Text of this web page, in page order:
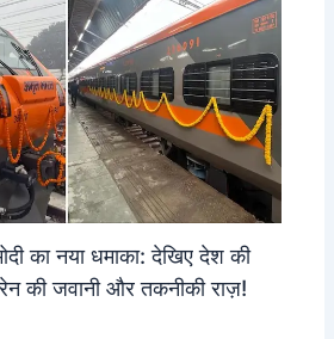
का नया धमाका: देखिए देश की
की जवानी और तकनीकी राज़!